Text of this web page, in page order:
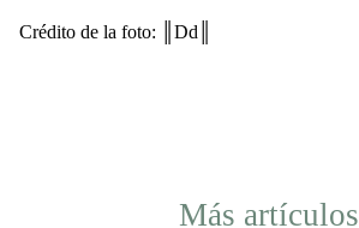
Crédito de la foto: ║Dd║
Más artículos